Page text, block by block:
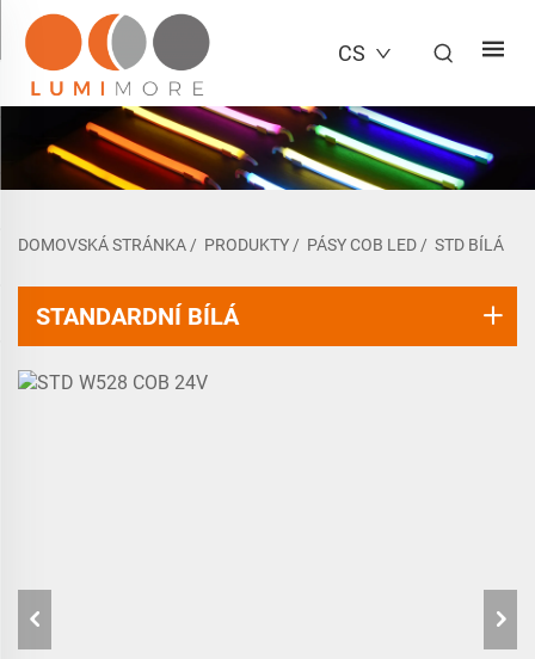
CS
DOMOVSKÁ STRÁNKA / PRODUKTY / PÁSY COB LED / STD BÍLÁ
STANDARDNÍ BÍLÁ